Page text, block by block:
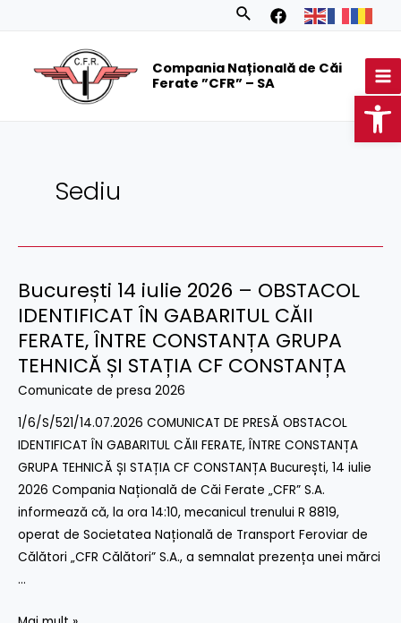
Search
Compania Națională de Căi
Ferate ”CFR” – SA
Sediu
București 14 iulie 2026 – OBSTACOL
IDENTIFICAT ÎN GABARITUL CĂII
FERATE, ÎNTRE CONSTANȚA GRUPA
TEHNICĂ ȘI STAȚIA CF CONSTANȚA
Comunicate de presa 2026
1/6/S/521/14.07.2026 COMUNICAT DE PRESĂ OBSTACOL
IDENTIFICAT ÎN GABARITUL CĂII FERATE, ÎNTRE CONSTANȚA
GRUPA TEHNICĂ ȘI STAȚIA CF CONSTANȚA București, 14 iulie
2026 Compania Națională de Căi Ferate „CFR” S.A.
informează că, la ora 14:10, mecanicul trenului R 8819,
operat de Societatea Națională de Transport Feroviar de
Călători „CFR Călători” S.A., a semnalat prezența unei mărci
…
București
14
iulie
2026
–
OBSTACOL
IDENTIFICAT
ÎN
GABARITUL
CĂII
FERATE,
ÎNTRE
CONSTANȚA
GRUPA